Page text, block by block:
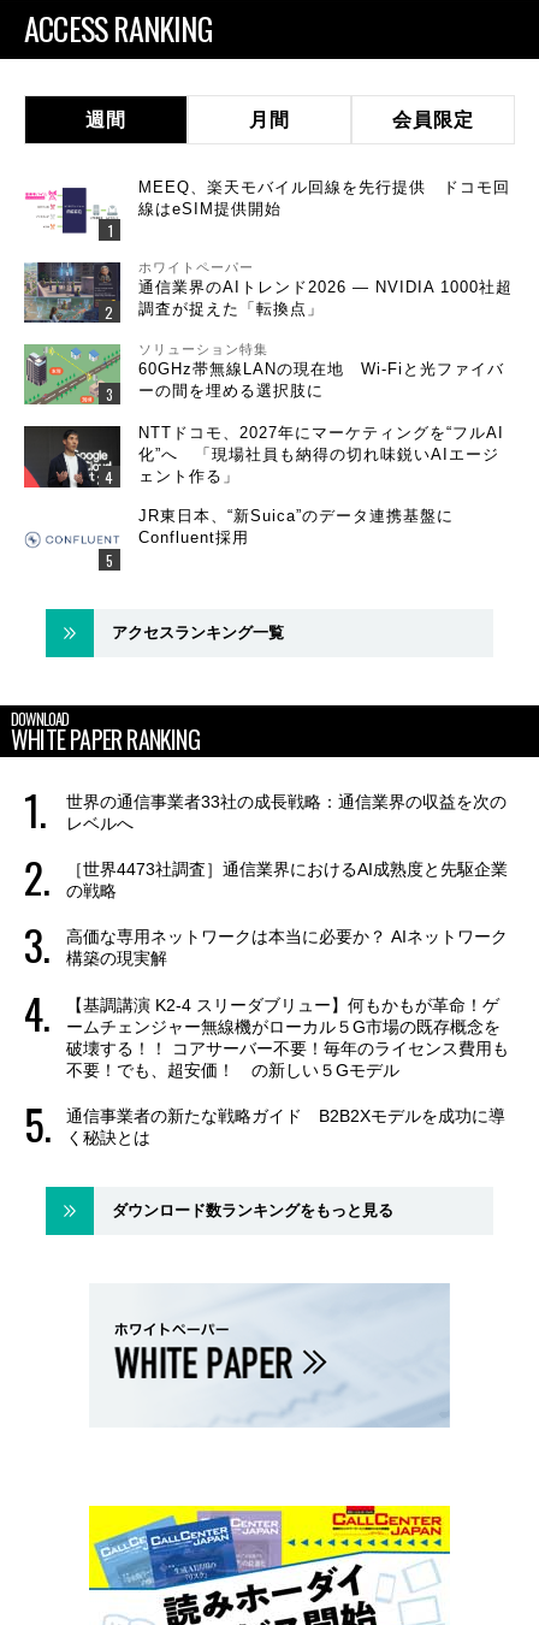
ACCESS RANKING
週間 月間 会員限定
MEEQ、楽天モバイル回線を先行提供 ドコモ回
線はeSIM提供開始
ホワイトペーパー
通信業界のAIトレンド2026 ― NVIDIA 1000社超
調査が捉えた「転換点」
ソリューション特集
60GHz帯無線LANの現在地 Wi-Fiと光ファイバ
ーの間を埋める選択肢に
NTTドコモ、2027年にマーケティングを“フルAI
化”へ 「現場社員も納得の切れ味鋭いAIエージ
ェント作る」
JR東日本、“新Suica”のデータ連携基盤に
Confluent採用
アクセスランキング一覧
DOWNLOAD
WHITE PAPER RANKING
世界の通信事業者33社の成長戦略：通信業界の収益を次の
レベルへ
［世界4473社調査］通信業界におけるAI成熟度と先駆企業
の戦略
高価な専用ネットワークは本当に必要か？ AIネットワーク
構築の現実解
【基調講演 K2-4 スリーダブリュー】何もかもが革命！ゲ
ームチェンジャー無線機がローカル５G市場の既存概念を
破壊する！！ コアサーバー不要！毎年のライセンス費用も
不要！でも、超安価！ の新しい５Gモデル
通信事業者の新たな戦略ガイド B2B2Xモデルを成功に導
く秘訣とは
ダウンロード数ランキングをもっと見る